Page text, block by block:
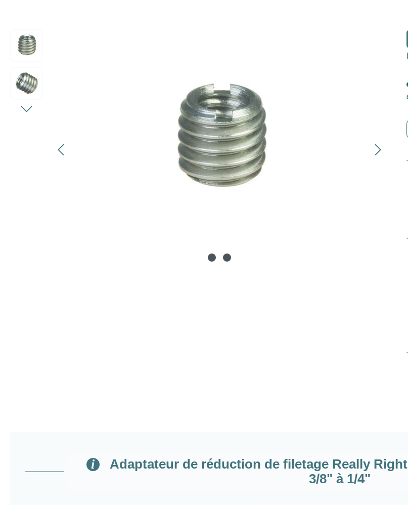
Adaptateur de réduction de filetage Really
3/8" à 1/4"